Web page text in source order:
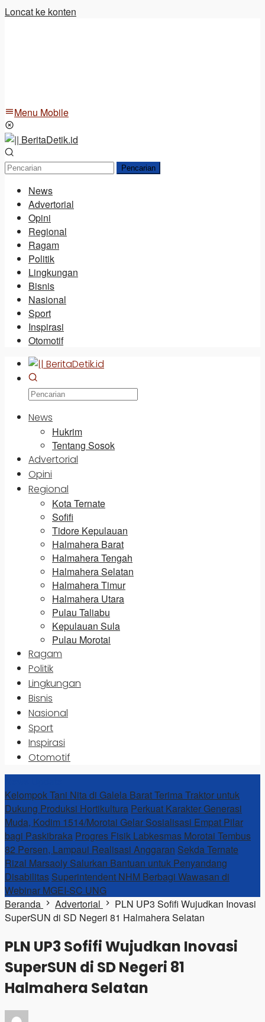
Loncat ke konten
Menu Mobile
Pencarian
News
Advertorial
Opini
Regional
Ragam
Politik
Lingkungan
Bisnis
Nasional
Sport
Inspirasi
Otomotif
News
Hukrim
Tentang Sosok
Advertorial
Opini
Regional
Kota Ternate
Sofifi
Tidore Kepulauan
Halmahera Barat
Halmahera Tengah
Halmahera Selatan
Halmahera Timur
Halmahera Utara
Pulau Taliabu
Kepulauan Sula
Pulau Morotai
Ragam
Politik
Lingkungan
Bisnis
Nasional
Sport
Inspirasi
Otomotif
Kelompok Tani Nita di Galela Barat Terima Traktor untuk
Dukung Produksi Hortikultura Perkuat Karakter Generasi
Muda, Kodim 1514/Morotai Gelar Sosialisasi Empat Pilar
bagi Paskibraka Progres Fisik Labkesmas Morotai Tembus
82 Persen, Lampaui Realisasi Anggaran Sekda Ternate
Rizal Marsaoly Salurkan Bantuan untuk Penyandang
Disabilitas Superintendent NHM Berbagi Wawasan di
Webinar MGEI-SC UNG
Beranda
Advertorial
PLN UP3 Sofifi Wujudkan Inovasi
SuperSUN di SD Negeri 81 Halmahera Selatan
PLN UP3 Sofifi Wujudkan Inovasi
SuperSUN di SD Negeri 81
Halmahera Selatan